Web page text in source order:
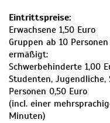
Eintrittspreise:
Erwachsene 1,50 Euro
Gruppen ab 10
ermäßigt:
Schwerbehinderte 1,00
Studenten, Jugendliche,
Personen 0,50 Euro
(incl. einer
Minuten)